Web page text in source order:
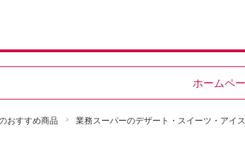
ホームペ
おすすめ商品 業務スーパーのデザート・スイーツ・アイス